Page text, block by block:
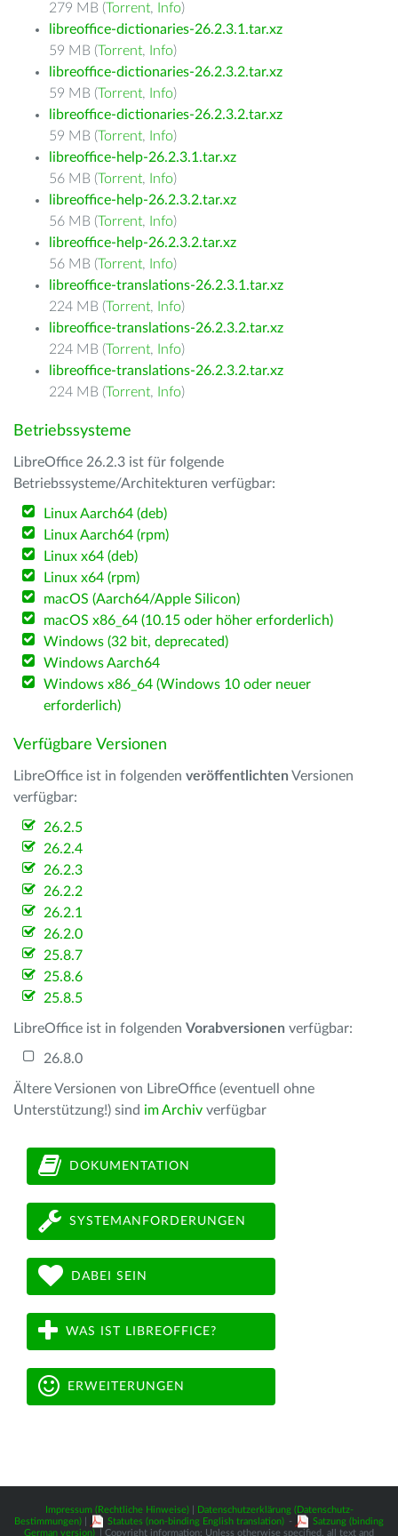
279 MB (Torrent, Info)
libreoffice-dictionaries-26.2.3.1.tar.xz
59 MB (Torrent, Info)
libreoffice-dictionaries-26.2.3.2.tar.xz
59 MB (Torrent, Info)
libreoffice-dictionaries-26.2.3.2.tar.xz
59 MB (Torrent, Info)
libreoffice-help-26.2.3.1.tar.xz
56 MB (Torrent, Info)
libreoffice-help-26.2.3.2.tar.xz
56 MB (Torrent, Info)
libreoffice-help-26.2.3.2.tar.xz
56 MB (Torrent, Info)
libreoffice-translations-26.2.3.1.tar.xz
224 MB (Torrent, Info)
libreoffice-translations-26.2.3.2.tar.xz
224 MB (Torrent, Info)
libreoffice-translations-26.2.3.2.tar.xz
224 MB (Torrent, Info)
Betriebssysteme
LibreOffice 26.2.3 ist für folgende
Betriebssysteme/Architekturen verfügbar:
Linux Aarch64 (deb)
Linux Aarch64 (rpm)
Linux x64 (deb)
Linux x64 (rpm)
macOS (Aarch64/Apple Silicon)
macOS x86_64 (10.15 oder höher erforderlich)
Windows (32 bit, deprecated)
Windows Aarch64
Windows x86_64 (Windows 10 oder neuer
erforderlich)
Verfügbare Versionen
LibreOffice ist in folgenden veröffentlichten Versionen
verfügbar:
26.2.5
26.2.4
26.2.3
26.2.2
26.2.1
26.2.0
25.8.7
25.8.6
25.8.5
LibreOffice ist in folgenden Vorabversionen verfügbar:
26.8.0
Ältere Versionen von LibreOffice (eventuell ohne
Unterstützung!) sind im Archiv verfügbar
DOKUMENTATION
SYSTEMANFORDERUNGEN
DABEI SEIN
WAS IST LIBREOFFICE?
ERWEITERUNGEN
Impressum (Rechtliche Hinweise)|
Datenschutzerklärung (Datenschutz-
Bestimmungen)
Statutes (non-binding English translation) -
Satzung (binding
German version)
| Copyright information: Unless otherwise specified, all text and